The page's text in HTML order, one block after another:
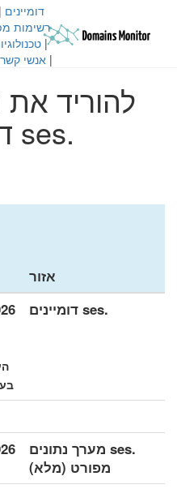
דומיינים |
רשימות
|
| אנשי קשר
להוריד
.ses דומיינים
אזור
.ses דומיינים
בעוד
.ses מערך נתונים
מפורט (מלא)